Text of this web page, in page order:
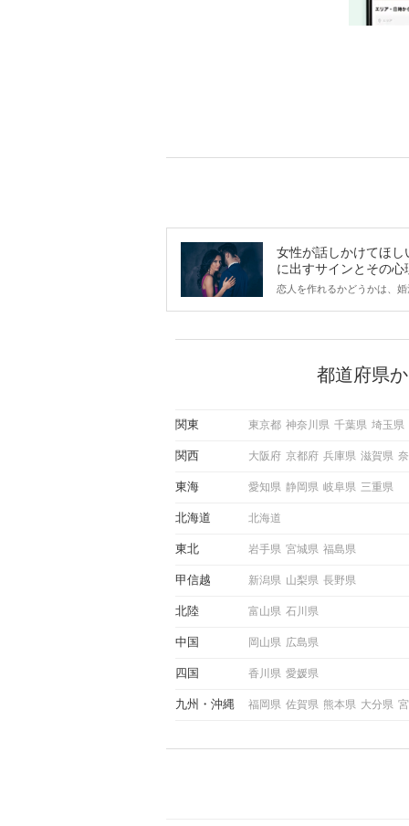
女性が話しかけてほし
に出すサインとその心
は？
恋人を作れるかどうかは、
から恋人作りを本格的に始
している方は、女性が異性
この記事では、女性が話し
しく解説した後、婚活イベ
ような行動に繋げるべきか
都道府県
関東 東京都 神奈川県 千葉県 埼玉県
関西 大阪府 京都府 兵庫県 滋賀県
東海 愛知県 静岡県 岐阜県 三重県
北海道 北海道
東北 岩手県 宮城県 福島県
甲信越 新潟県 山梨県 長野県
北陸 富山県 石川県
中国 岡山県 広島県
四国 香川県 愛媛県
九州 沖縄 福岡県 佐賀県 熊本県 大分県